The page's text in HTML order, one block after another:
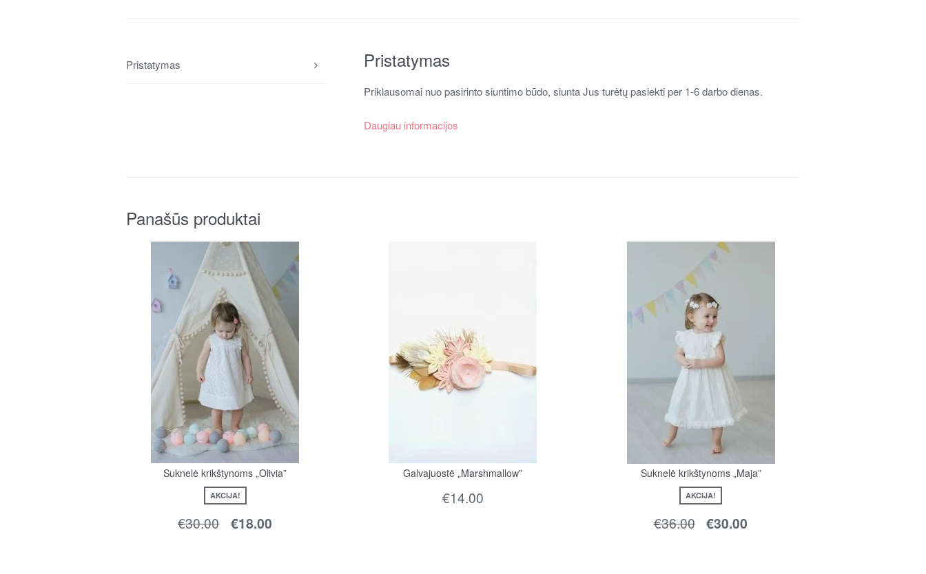
Pristatymas Pristatymas
Priklausomai nuo pasirinto siuntimo būdo, siunta Jus turėtų pasiekti per 1-6 darbo dienas.
Daugiau informacijos
Panašūs produktai
Suknelė krikštynoms „Olivia”
AKCIJA!
€30.00 €18.00
Galvajuostė „Marshmallow”
€14.00
Suknelė krikštynoms „Maja”
AKCIJA!
€36.00 €30.00